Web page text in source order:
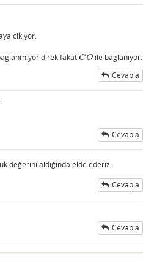
cikiyor.
direk fakat GO
GO ile baglaniyor.
Cevapla
Cevapla
değerini aldığında elde ederiz.
Cevapla
Cevapla